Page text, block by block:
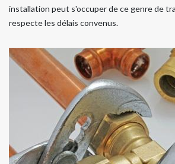
installation peut s'occuper de ce genre de
respecte les délais convenus.